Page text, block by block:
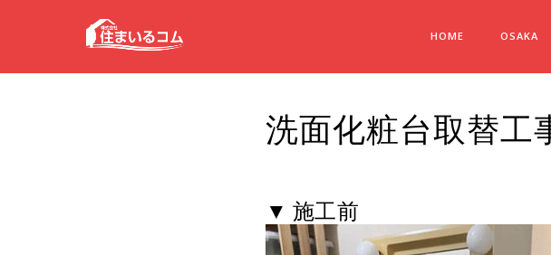
HOME OSAKA
洗面化粧台取替工
▼ 施工前